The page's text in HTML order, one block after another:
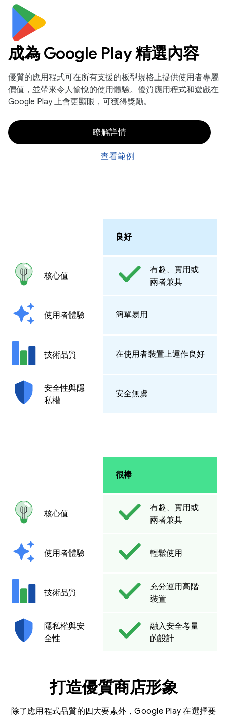
成為 Google Play 精選內容
優質的應用程式可在所有支援的板型規格上提供使用者專屬
價值，並帶來令人愉悅的使用體驗。優質應用程式和遊戲在
Google Play 上會更顯眼，可獲得獎勵。
瞭解詳情
查看範例
良好
核心值
有趣、實用或
兩者兼具
使用者體驗 簡單易用
技術品質 在使用者裝置上運作良好
安全性與隱
私權
安全無虞
很棒
核心值
有趣、實用或
兩者兼具
使用者體驗 輕鬆使用
技術品質
充分運用高階
裝置
隱私權與安
全性
融入安全考量
的設計
打造優質商店形象
除了應用程式品質的四大要素外，Google Play 在選擇要